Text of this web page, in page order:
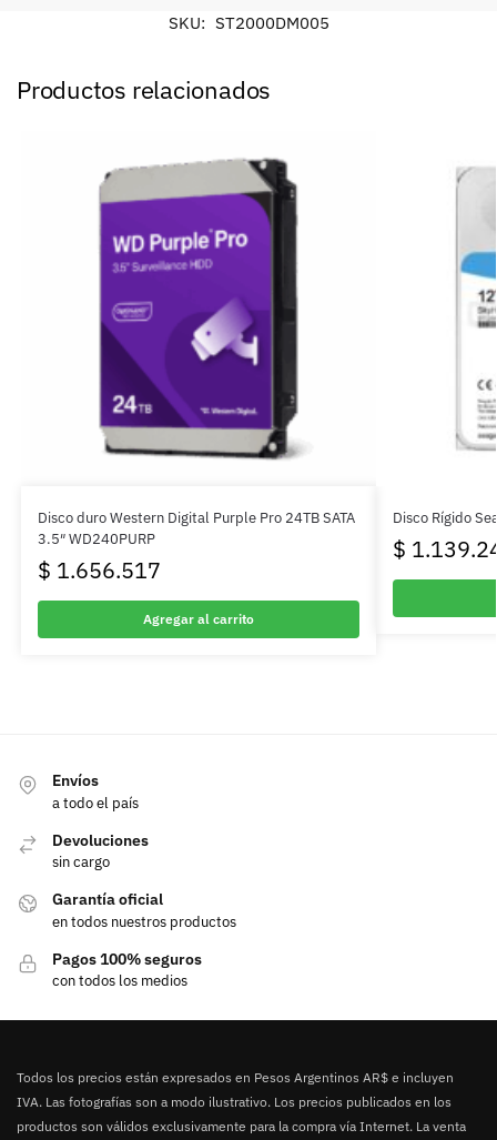
SKU: ST2000DM005
Productos relacionados
Disco duro Western Digital Purple Pro 24TB SATA
3.5″ WD240PURP
$ 1.656.517
Agregar al carrito
Disco Rígido
$
Envíos
a todo el país
Devoluciones
sin cargo
Garantía oficial
en todos nuestros productos
Pagos 100% seguros
con todos los medios
Todos los precios están expresados en Pesos Argentinos AR$ e incluyen
IVA. Las fotografías son a modo ilustrativo. Los precios publicados en los
productos son válidos exclusivamente para la compra vía Internet. La venta